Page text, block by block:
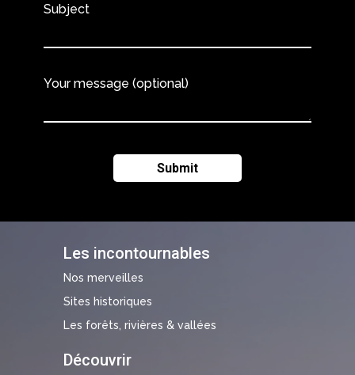
Les incontournables
Nos merveilles
Sites historiques
Les forêts, rivières & vallées
Découvrir
Subject
Your message (optional)